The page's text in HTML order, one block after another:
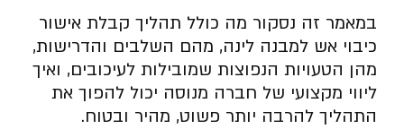
במאמר זה נסקור מה כולל תהליך קבלת אישור
כיבוי אש למבנה לינה, מהם השלבים והדרישות,
מהן הטעויות הנפוצות שמובילות לעיכובים, ואיך
ליווי מקצועי של חברה מנוסה יכול להפוך את
התהליך להרבה יותר פשוט, מהיר ובטוח.